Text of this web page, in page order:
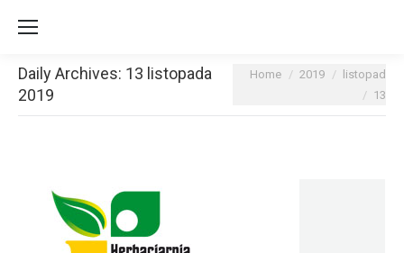
Daily Archives: 13 listopada
2019
You are here:
Home 2019
listopad
13